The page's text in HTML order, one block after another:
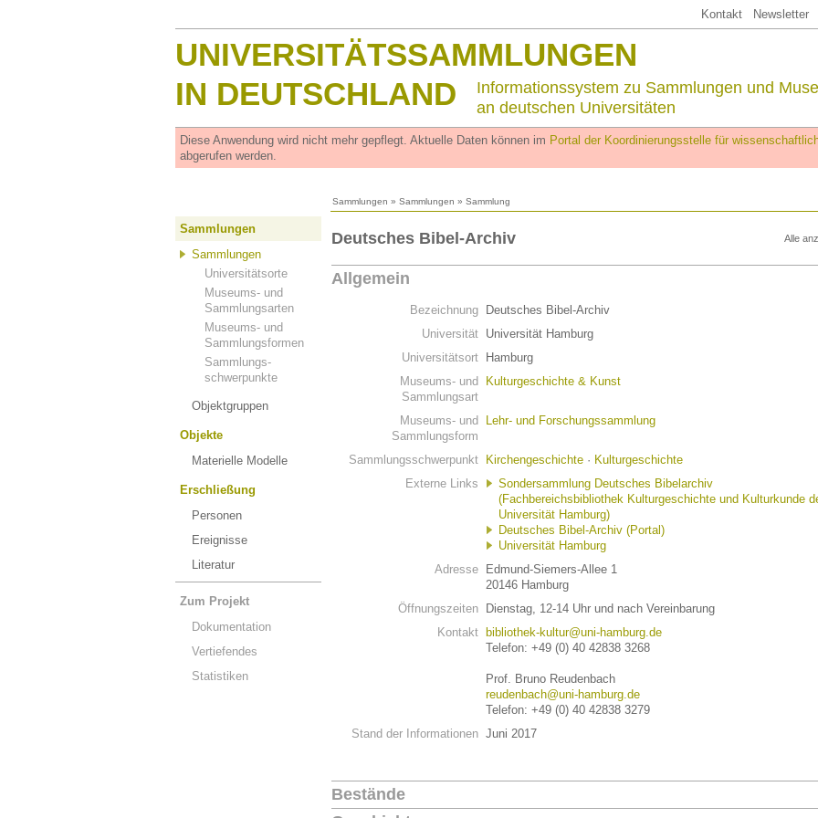
Kontakt Newsletter
UNIVERSITÄTSSAMMLUNGEN
IN DEUTSCHLAND
Informationssystem zu Sammlungen und
an deutschen Universitäten
Diese Anwendung wird nicht mehr gepflegt. Aktuelle Daten können im Portal der Koordinierungsstelle für
abgerufen werden.
Sammlungen » Sammlungen » Sammlung
Sammlungen
Sammlungen
Universitätsorte
Museums- und
Sammlungsarten
Museums- und
Sammlungsformen
Sammlungs-
schwerpunkte
Objektgruppen
Objekte
Materielle Modelle
Erschließung
Personen
Ereignisse
Literatur
Zum Projekt
Dokumentation
Vertiefendes
Statistiken
Alle
Deutsches Bibel-Archiv
Allgemein
Bezeichnung
Deutsches Bibel-Archiv
Universität Universität Hamburg
Universitätsort
Hamburg
Museums- und
Sammlungsart
Kulturgeschichte & Kunst
Museums- und
Sammlungsform
Lehr- und Forschungssammlung
Sammlungsschwerpunkt Kirchengeschichte · Kulturgeschichte
Externe Links
Sondersammlung Deutsches Bibelarchiv
(Fachbereichsbibliothek Kulturgeschichte und Kulturkunde
Universität Hamburg)
Deutsches Bibel-Archiv (Portal)
Universität Hamburg
Adresse
Edmund-Siemers-Allee 1
20146 Hamburg
Öffnungszeiten
Dienstag, 12-14 Uhr und nach Vereinbarung
Kontakt
bibliothek-kultur@uni-hamburg.de
Telefon: +49 (0) 40 42838 3268
Prof. Bruno Reudenbach
reudenbach@uni-hamburg.de
Telefon: +49 (0) 40 42838 3279
Stand der Informationen Juni 2017
Bestände